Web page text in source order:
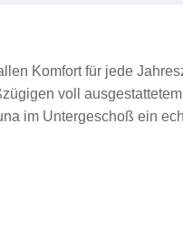
Komfort für jede
voll
im Untergeschoß ein